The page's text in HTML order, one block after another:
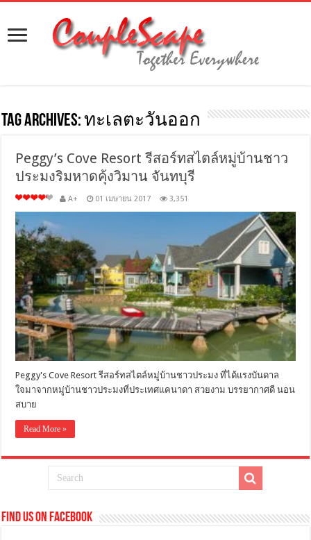
Tag Archives:ทะเลตะวันออก
Peggy’s Cove Resort รีสอร์ทสไตล์หมู่บ้านชาว
ประมงริมหาดคุ้งวิมาน จันทบุรี
A+ 01 เมษายน 2017 3,351
Peggy's Cove Resort รีสอร์ทสไตล์หมู่บ้านชาวประมง ที่ได้แรงบันดาล
ใจมาจากหมู่บ้านชาวประมงที่ประเทศแคนาดา สวยงาม บรรยากาศดี นอน
สบาย
Read More »
Find us on Facebook